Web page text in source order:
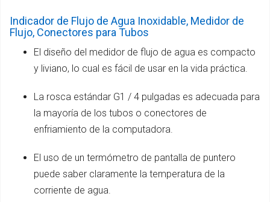
Indicador de Flujo de Agua Inoxidable, Medidor de
Flujo, Conectores para Tubos
El diseño del medidor de flujo de agua es compacto
y liviano, lo cual es fácil de usar en la vida práctica.
La rosca estándar G1 / 4 pulgadas es adecuada para
la mayoría de los tubos o conectores de
enfriamiento de la computadora.
El uso de un termómetro de pantalla de puntero
puede saber claramente la temperatura de la
corriente de agua.